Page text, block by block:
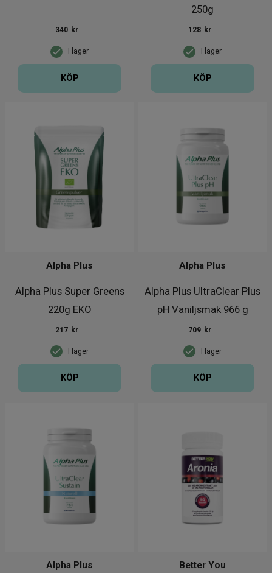
I lager
340 kr
KÖP
250g
I lager
128 kr
KÖP
Alpha Plus Super Greens
220g EKO
Alpha Plus
I lager
217 kr
KÖP
Alpha Plus UltraClear Plus
pH Vaniljsmak 966 g
Alpha Plus
I lager
709 kr
KÖP
Alpha Plus Better You